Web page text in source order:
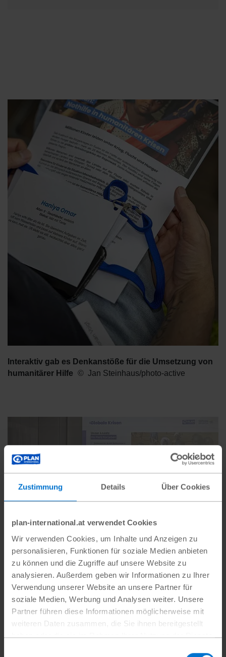
Zustimmung Details Über Cookies
plan-international.at verwendet Cookies
Wir verwenden Cookies, um Inhalte und Anzeigen zu
personalisieren, Funktionen für soziale Medien anbieten
zu können und die Zugriffe auf unsere Website zu
analysieren. Außerdem geben wir Informationen zu Ihrer
Verwendung unserer Website an unsere Partner für
soziale Medien, Werbung und Analysen weiter. Unsere
Partner führen diese Informationen möglicherweise mit
weiteren Daten zusammen, die Sie ihnen bereitgestellt
haben oder die sie im Rahmen Ihrer Nutzung der Dienste
Interaktiv gab es Denkanstöße für die Umsetzung von
humanitärer Hilfe
Jan Steinhaus/photo-active
Am Beispiel des Bürgerkriegslands Sudan erfährt das
Publikum, wie wichtig humanitäre Hilfe ist
Jan
Steinhaus/photo-active
Auch bei Themen rund um die internationale
Zusammenarbeit wurde das Publikum fachlich